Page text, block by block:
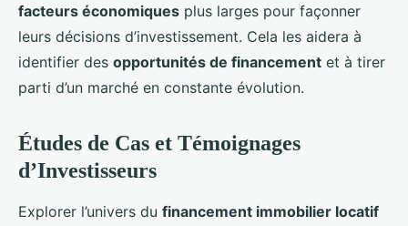
facteurs économiques plus larges pour façonner
leurs décisions d’investissement. Cela les aidera à
identifier des opportunités de financement et à tirer
parti d’un marché en constante évolution.
Études de Cas et Témoignages
d’Investisseurs
Explorer l’univers du financement immobilier locatif